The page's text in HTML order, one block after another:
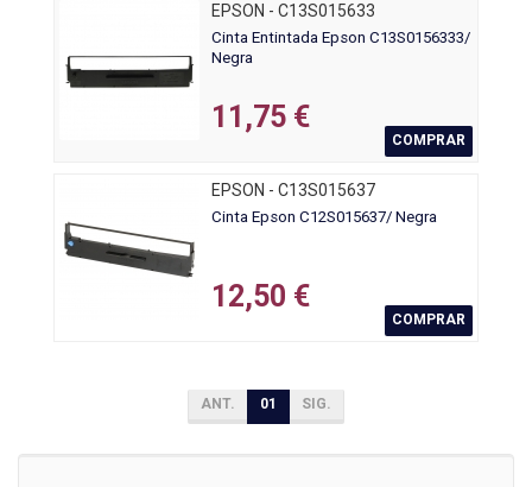
EPSON - C13S015633
Cinta Entintada Epson C13S0156333/
Negra
11,75 €
COMPRAR
EPSON - C13S015637
Cinta Epson C12S015637/ Negra
12,50 €
COMPRAR
ANT. 01 SIG.